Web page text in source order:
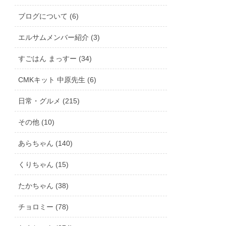
ブログについて (6)
エルサムメンバー紹介 (3)
すごはん まっすー (34)
CMKキット 中原先生 (6)
日常・グルメ (215)
その他 (10)
あらちゃん (140)
くりちゃん (15)
たかちゃん (38)
チョロミー (78)